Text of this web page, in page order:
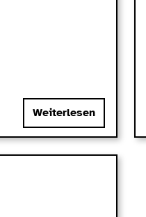
Weiterlesen